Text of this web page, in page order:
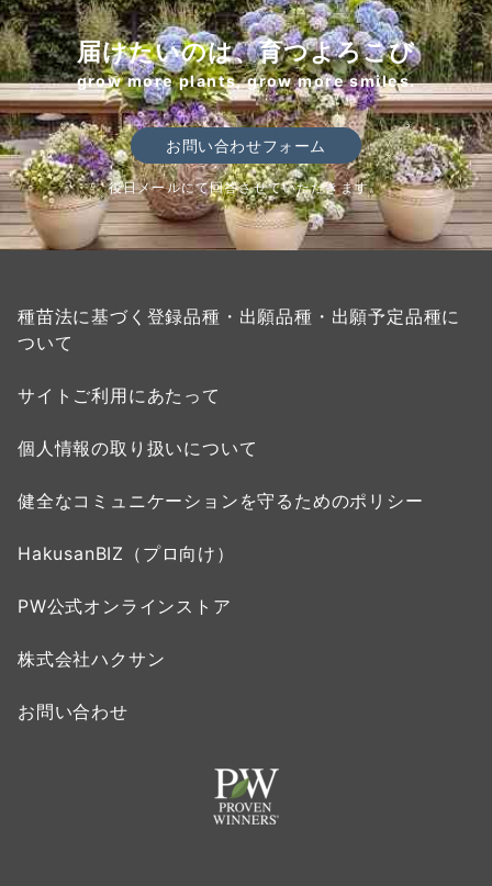
届けたいのは、育つよろこび
grow more plants, grow more smiles.
お問い合わせフォーム
後日メールにて回答させていただきます。
種苗法に基づく登録品種・出願品種・出願予定品種に
ついて
サイトご利用にあたって
個人情報の取り扱いについて
健全なコミュニケーションを守るためのポリシー
HakusanBIZ（プロ向け）
PW公式オンラインストア
株式会社ハクサン
お問い合わせ